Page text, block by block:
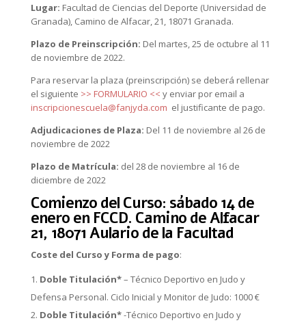
Lugar: Facultad de Ciencias del Deporte (Universidad de
Granada), Camino de Alfacar, 21, 18071 Granada.
Plazo de Preinscripción: Del martes, 25 de octubre al 11
de noviembre de 2022.
Para reservar la plaza (preinscripción) se deberá rellenar
el siguiente >> FORMULARIO << y enviar por email a
inscripcionescuela@fanjyda.com el justificante de pago.
Adjudicaciones de Plaza: Del 11 de noviembre al 26 de
noviembre de 2022
Plazo de Matrícula: del 28 de noviembre al 16 de
diciembre de 2022
Comienzo del Curso: sábado 14 de
enero en FCCD. Camino de Alfacar
21, 18071 Aulario de la Facultad
Coste del Curso y Forma de pago:
Doble Titulación*– Técnico Deportivo en Judo y
Defensa Personal. Ciclo Inicial y Monitor de Judo: 1000 €
Doble Titulación*-Técnico Deportivo en Judo y